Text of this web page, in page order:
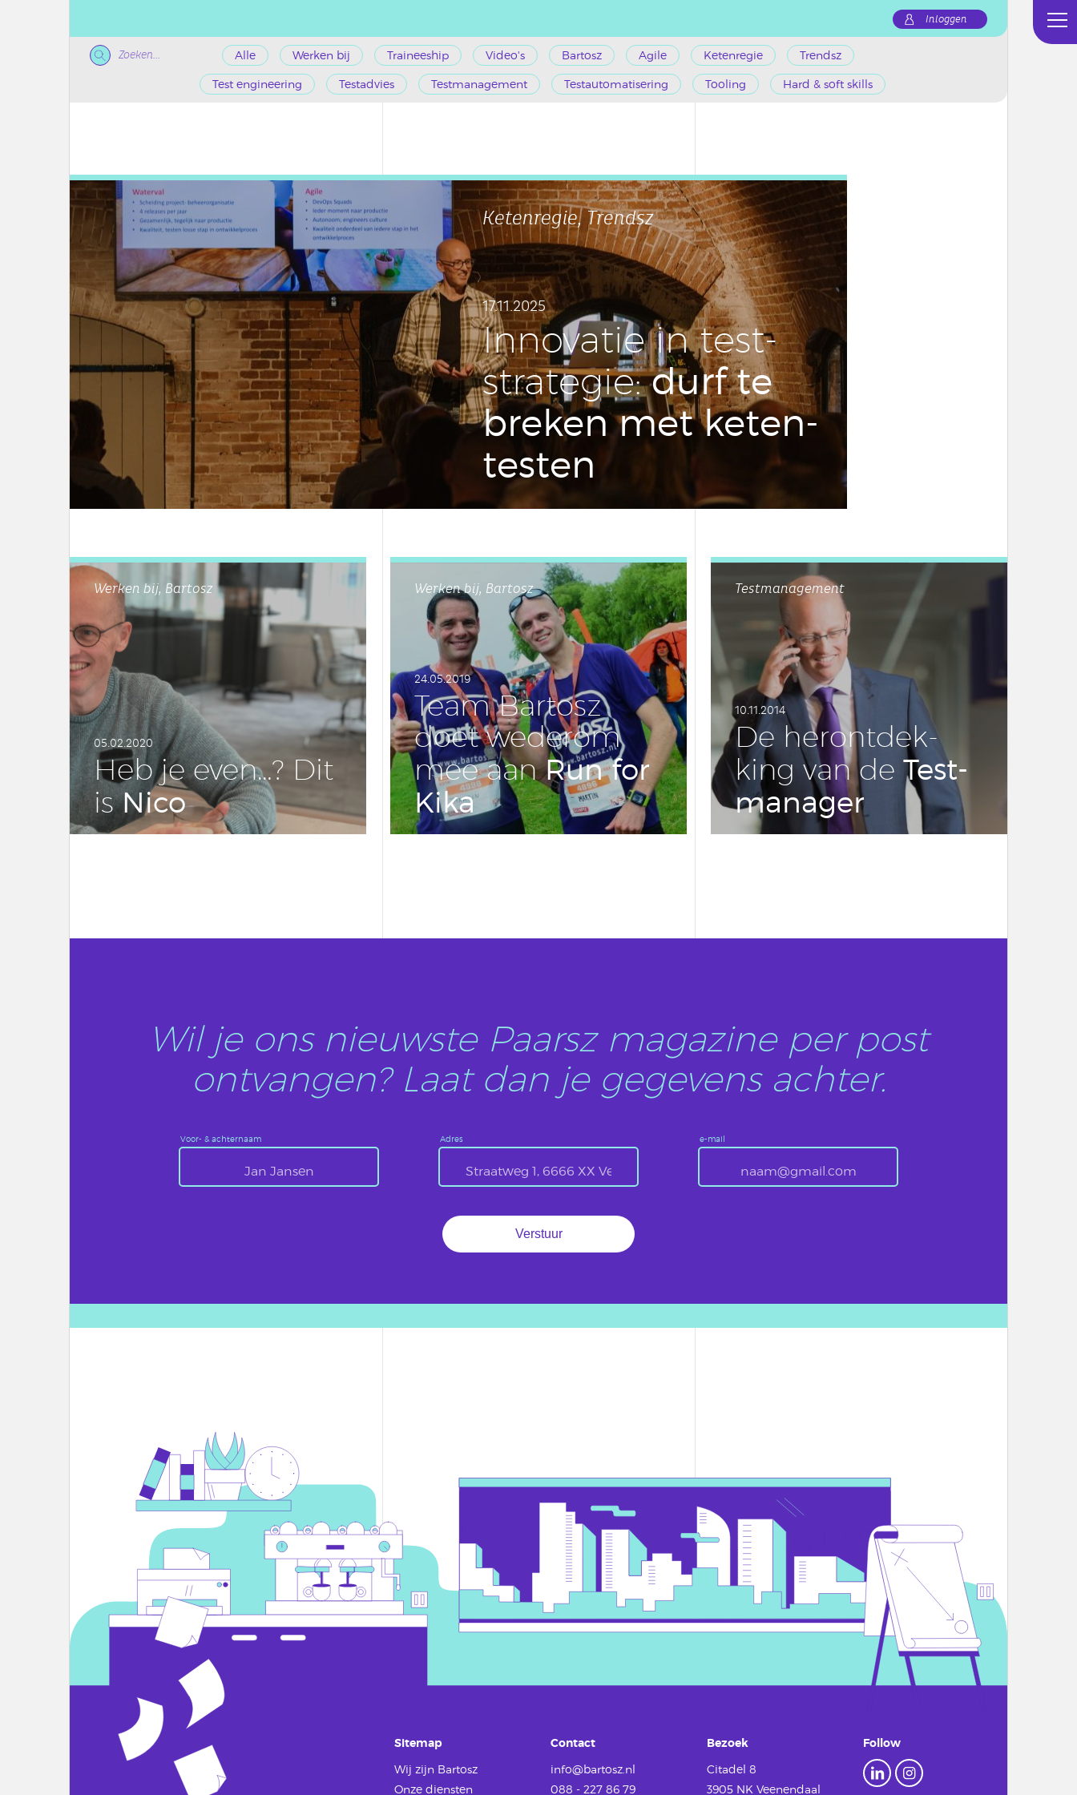
Inloggen
Zoeken... Alle Werken bij Traineeship Video's Bartosz Agile Ketenregie Trendsz
Test engineering Testadvies Testmanagement Testautomatisering Tooling Hard & soft skills
Ketenregie, Trendsz
17.11.2025
In­no­va­tie in test­
stra­te­gie:durf te
breken met ke­ten­
tes­ten
Werken bij, Bartosz
05.02.2020
Heb je even…? Dit
isNico
Werken bij, Bartosz
24.05.2019
Team Bartosz
doet wederom
mee aanRun for
Kika
Testmanagement
10.11.2014
De her­ont­dek­
king van de Test­
ma­na­ger
Wil je ons nieuwste Paarsz magazine per post
ontvangen? Laat dan je gegevens achter.
Voor- & achternaam Adres e-mail
Sitemap
Wij zijn Bartosz
Onze diensten
Contact
info@bartosz.nl
088 - 227 86 79
Bezoek
Citadel 8
3905 NK Veenendaal
Follow